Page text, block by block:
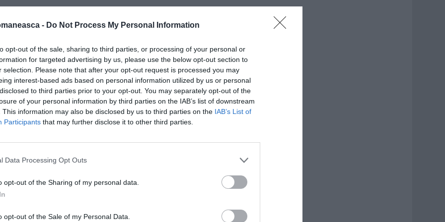
- Do Not Process My Personal Information
opt-out of the sale, sharing to third parties, or processing of your personal or
for targeted advertising by us, please use the below opt-out section to
selection. Please note that after your opt-out request is processed you may
interest-based ads based on personal information utilized by us or personal
to third parties prior to your opt-out. You may separately opt-out of the
of your personal information by third parties on the IAB’s list of downstream
This information may also be disclosed by us to third parties on the IAB’s List of
Participants that may further disclose it to other third parties.
Data Processing Opt Outs
opt-out of the Sharing of my personal data.
opt-out of the Sale of my Personal Data.
a primit undă verde din partea
"norme privind obţinerea cetăţeniei
străini şi pentru minorii crescuţi în
explicând ce tip de reformă are în
italieni – explică o notă a partidului –
investeşte şi se angajează pentru
Este necesar să se asigure
apartenenţa lor la ţara care i-a văzut
principiul"ius soli temperat". Vor fi
"din părinţi străini, care sunt la rândul
pe teritoriul Italiei de cel